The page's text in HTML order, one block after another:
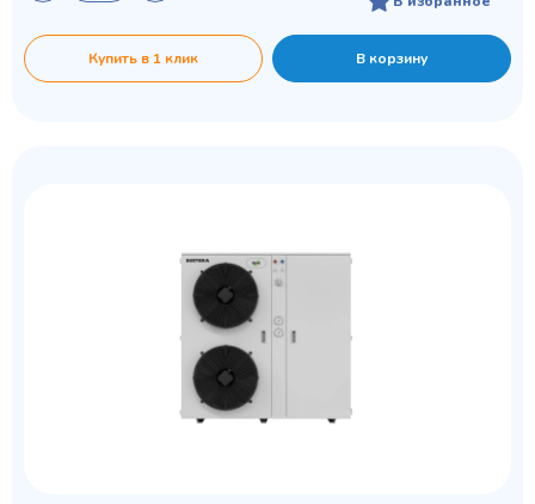
Купить в 1 клик В корзину